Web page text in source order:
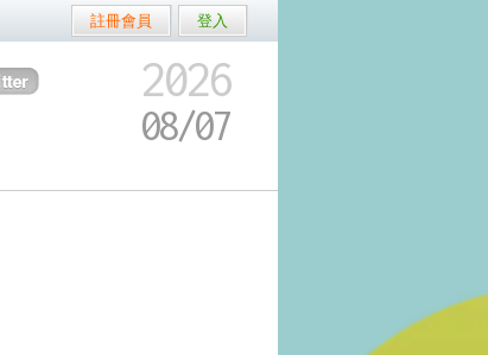
註冊會員 登入
2026
08/07